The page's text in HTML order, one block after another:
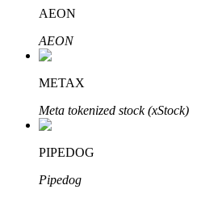
Bitrue Ortakları
AEON
AEON
METAX
Meta tokenized stock (xStock)
PIPEDOG
Pipedog